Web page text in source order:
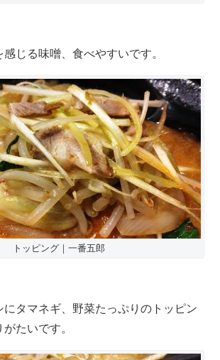
じる味噌、食べやすいです。
トッピング｜一番五郎
にタマネギ、野菜たっぷりのトッピン
たいです。